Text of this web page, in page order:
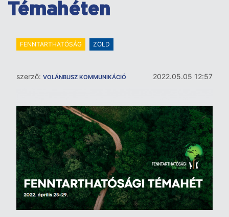
Témahéten
FENNTARTHATÓSÁG ZÖLD
2022.05.05 12:57
szerző: VOLÁNBUSZ KOMMUNIKÁCIÓ